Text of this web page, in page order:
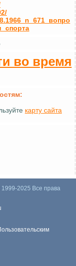
во время
карту сайта
2025 Все права